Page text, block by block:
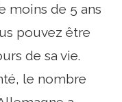
moins de 5 ans
pouvez être
de sa vie.
le nombre